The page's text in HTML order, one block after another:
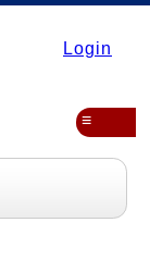
Login
≡